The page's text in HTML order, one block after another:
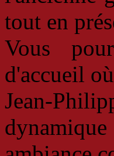
tout en
Vous
d'accueil
Jean-